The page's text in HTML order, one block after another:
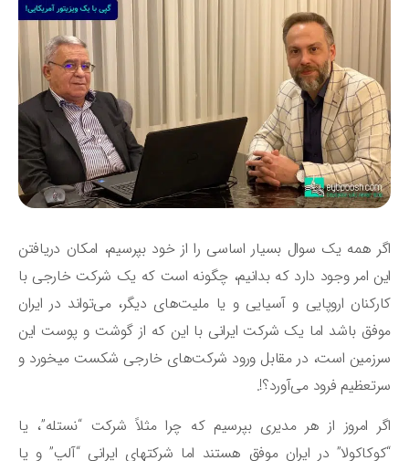
همه یک سوال بسیار اساسی را از خود بپرسیم، امکان دریافتن
امر وجود دارد که بدانیم، چگونه است که یک شرکت خارجی با
اروپایی و آسیایی و یا ملیت‌های دیگر، می‌تواند در ایران
باشد اما یک شرکت ایرانی با این که از گوشت و پوست این
سرزمین است، در مقابل ورود شرکت‌های خارجی شکست می‎خورد و
فرود می‌آورد؟!.
امروز از هر مدیری بپرسیم که چرا مثلاً شرکت “نستله”، یا
در ایران موفق هستند اما شرکتهای ایرانی “آلپ” و یا